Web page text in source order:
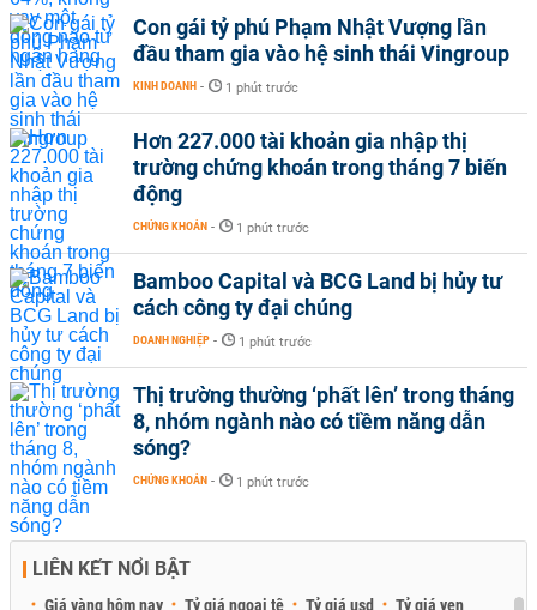
Con gái tỷ phú Phạm Nhật Vượng lần
đầu tham gia vào hệ sinh thái Vingroup
KINH DOANH - 1 phút trước
Hơn 227.000 tài khoản gia nhập thị
trường chứng khoán trong tháng 7 biến
động
CHỨNG KHOÁN - 1 phút trước
Bamboo Capital và BCG Land bị hủy tư
cách công ty đại chúng
DOANH NGHIỆP - 1 phút trước
Thị trường thường ‘phất lên’ trong tháng
8, nhóm ngành nào có tiềm năng dẫn
sóng?
CHỨNG KHOÁN - 1 phút trước
LIÊN KẾT NỔI BẬT
Giá vàng hôm nay Tỷ giá ngoại tệ Tỷ giá usd Tỷ giá yen